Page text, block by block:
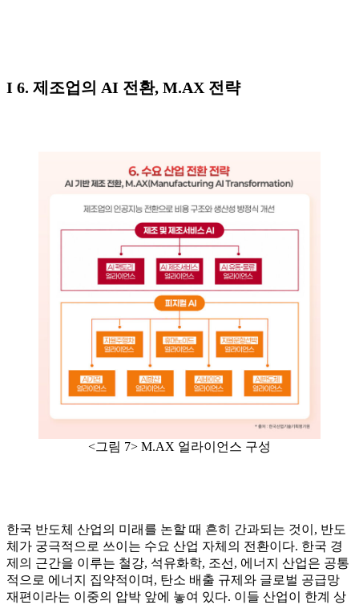
I 6. 제조업의 AI 전환, M.AX 전략
<그림 7> M.AX 얼라이언스 구성
한국 반도체 산업의 미래를 논할 때 흔히 간과되는 것이, 반도
체가 궁극적으로 쓰이는 수요 산업 자체의 전환이다. 한국 경
제의 근간을 이루는 철강, 석유화학, 조선, 에너지 산업은 공통
적으로 에너지 집약적이며, 탄소 배출 규제와 글로벌 공급망
재편이라는 이중의 압박 앞에 놓여 있다. 이들 산업이 한계 상